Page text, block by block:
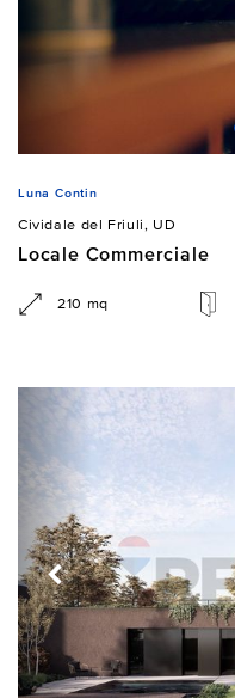
Luna Contin
Cividale del Friuli, UD
Locale Commerciale
210 mq